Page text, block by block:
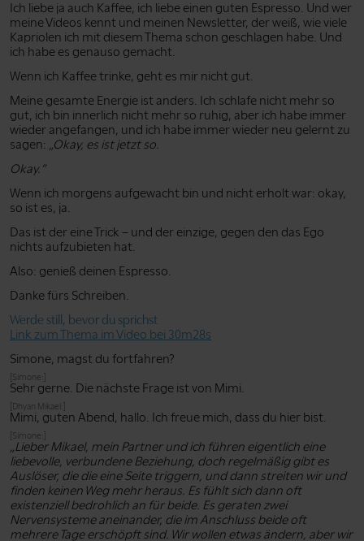
Ich liebe ja auch Kaffee, ich liebe einen guten Espresso. Und wer
meine Videos kennt und meinen Newsletter, der weiß, wie viele
Kapriolen ich mit diesem Thema schon geschlagen habe. Und
ich habe es genauso gemacht.
Wenn ich Kaffee trinke, geht es mir nicht gut.
Meine gesamte Energie ist anders. Ich schlafe nicht mehr so
gut, ich bin innerlich nicht mehr so ruhig, aber ich habe immer
wieder angefangen, und ich habe immer wieder neu gelernt zu
sagen: „Okay, es ist jetzt so.
Okay.”
Wenn ich morgens aufgewacht bin und nicht erholt war: okay,
so ist es, ja.
Das ist der eine Trick – und der einzige, gegen den das Ego
nichts aufzubieten hat.
Also: genieß deinen Espresso.
Danke fürs Schreiben.
Werde still, bevor du sprichst
Link zum Thema im Video bei 30m28s
Simone, magst du fortfahren?
[Simone:]
Sehr gerne. Die nächste Frage ist von Mimi.
[Dhyan Mikael:]
Mimi, guten Abend, hallo. Ich freue mich, dass du hier bist.
[Simone:]
„Lieber Mikael, mein Partner und ich führen eigentlich eine
liebevolle, verbundene Beziehung, doch regelmäßig gibt es
Auslöser, die die eine Seite triggern, und dann streiten wir und
finden keinen Weg mehr heraus. Es fühlt sich dann oft
existenziell bedrohlich an für beide. Es geraten zwei
Nervensysteme aneinander, die im Anschluss beide oft
mehrere Tage erschöpft sind. Wir wollen etwas ändern, aber wir